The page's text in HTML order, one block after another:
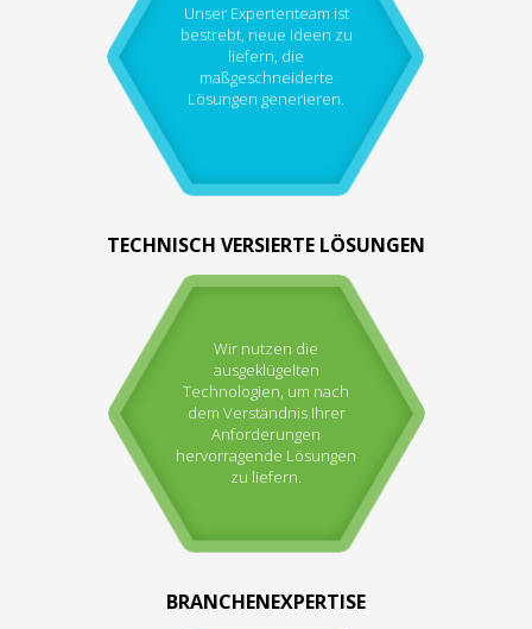
Unser Expertenteam ist
bestrebt, neue Ideen zu
liefern, die
maßgeschneiderte
Lösungen generieren.
TECHNISCH VERSIERTE LÖSUNGEN
Wir nutzen die
ausgeklügelten
Technologien, um nach
dem Verständnis Ihrer
Anforderungen
hervorragende Lösungen
zu liefern.
BRANCHENEXPERTISE